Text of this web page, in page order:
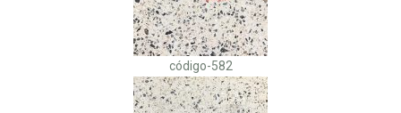
código-582